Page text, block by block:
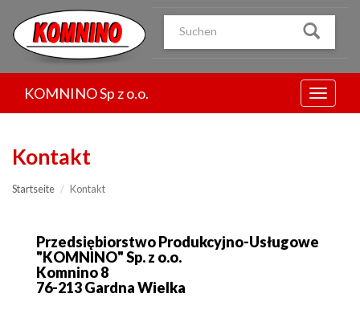
treści
Menu
KOMNINO Sp z o.o.
Kontakt
Startseite Kontakt
Przedsiębiorstwo Produkcyjno-Usługowe
"KOMNINO" Sp. z o.o.
Komnino 8
76-213 Gardna Wielka